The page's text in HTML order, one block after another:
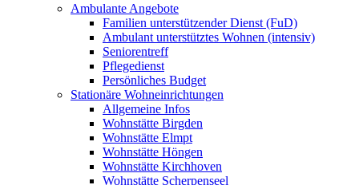
Ambulante Angebote
Familien unterstützender Dienst (FuD)
Ambulant unterstütztes Wohnen (intensiv)
Seniorentreff
Pflegedienst
Persönliches Budget
Stationäre Wohneinrichtungen
Allgemeine Infos
Wohnstätte Birgden
Wohnstätte Elmpt
Wohnstätte Höngen
Wohnstätte Kirchhoven
Wohnstätte Scherpenseel